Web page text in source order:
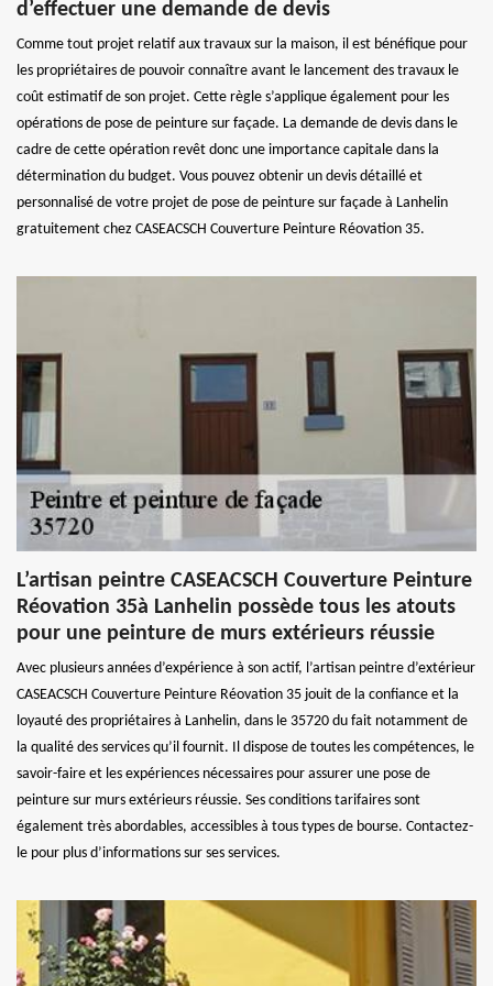
d’effectuer une demande de devis
Comme tout projet relatif aux travaux sur la maison, il est bénéfique pour
les propriétaires de pouvoir connaître avant le lancement des travaux le
coût estimatif de son projet. Cette règle s’applique également pour les
opérations de pose de peinture sur façade. La demande de devis dans le
cadre de cette opération revêt donc une importance capitale dans la
détermination du budget. Vous pouvez obtenir un devis détaillé et
personnalisé de votre projet de pose de peinture sur façade à Lanhelin
gratuitement chez CASEACSCH Couverture Peinture Réovation 35.
L’artisan peintre CASEACSCH Couverture Peinture
Réovation 35à Lanhelin possède tous les atouts
pour une peinture de murs extérieurs réussie
Avec plusieurs années d’expérience à son actif, l’artisan peintre d’extérieur
CASEACSCH Couverture Peinture Réovation 35 jouit de la confiance et la
loyauté des propriétaires à Lanhelin, dans le 35720 du fait notamment de
la qualité des services qu’il fournit. Il dispose de toutes les compétences, le
savoir-faire et les expériences nécessaires pour assurer une pose de
peinture sur murs extérieurs réussie. Ses conditions tarifaires sont
également très abordables, accessibles à tous types de bourse. Contactez-
le pour plus d’informations sur ses services.